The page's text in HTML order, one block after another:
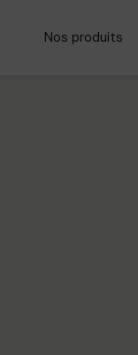
Nos produits